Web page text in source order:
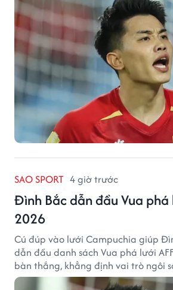
SAO SPORT 4 giờ trước
Đình Bắc dẫn đầu Vua phá
2026
Cú đúp vào lưới Campuchia giúp
dẫn đầu danh sách Vua phá lưới
bàn thắng, khẳng định vai trò ngôi
tuyển Việt Nam.